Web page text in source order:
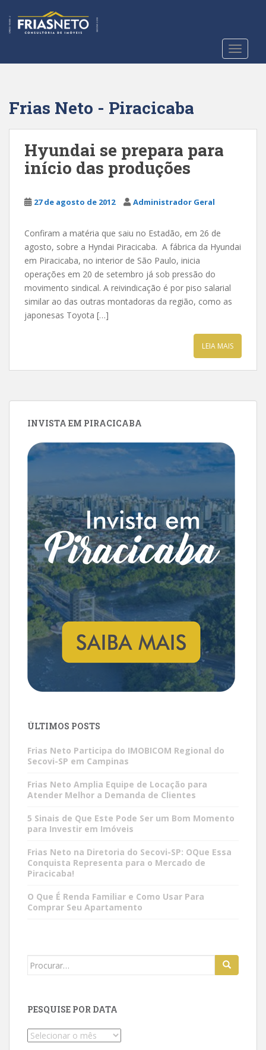
t
Frias Neto - Piracicaba
Hyundai se prepara para
início das produções
27 de agosto de 2012 Administrador Geral
Confiram a matéria que saiu no Estadão, em 26 de
agosto, sobre a Hyndai Piracicaba. A fábrica da Hyundai
em Piracicaba, no interior de São Paulo, inicia
operações em 20 de setembro já sob pressão do
movimento sindical. A reivindicação é por piso salarial
similar ao das outras montadoras da região, como as
japonesas Toyota […]
LEIA MAIS
INVISTA EM PIRACICABA
ÚLTIMOS POSTS
Frias Neto Participa do IMOBICOM Regional do
Secovi-SP em Campinas
Frias Neto Amplia Equipe de Locação para
Atender Melhor a Demanda de Clientes
5 Sinais de Que Este Pode Ser um Bom Momento
para Investir em Imóveis
Frias Neto na Diretoria do Secovi-SP: OQue Essa
Conquista Representa para o Mercado de
Piracicaba!
O Que É Renda Familiar e Como Usar Para
Comprar Seu Apartamento
Search
PESQUISE POR DATA
Pesquise